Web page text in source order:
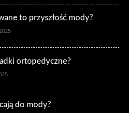
to przyszłość mody?
ortopedyczne?
do mody?